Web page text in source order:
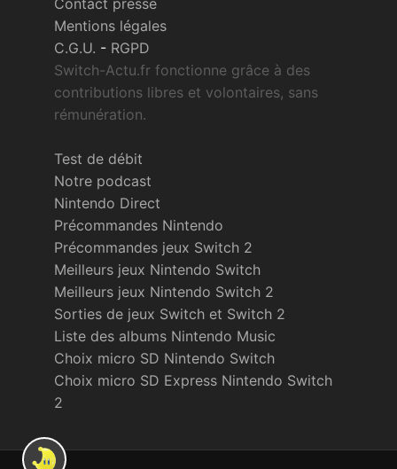
Mentions légales
C.G.U. - RGPD
Switch-Actu.fr fonctionne grâce à des
contributions libres et volontaires, sans
rémunération.
Test de débit
Notre podcast
Nintendo Direct
Précommandes Nintendo
Précommandes jeux Switch 2
Meilleurs jeux Nintendo Switch
Meilleurs jeux Nintendo Switch 2
Sorties de jeux Switch et Switch 2
Liste des albums Nintendo Music
Choix micro SD Nintendo Switch
Choix micro SD Express Nintendo Switch
2